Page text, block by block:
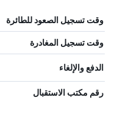
وقت تسجيل الصعود للطائرة
وقت تسجيل المغادرة
الدفع والإلغاء
رقم مكتب الاستقبال